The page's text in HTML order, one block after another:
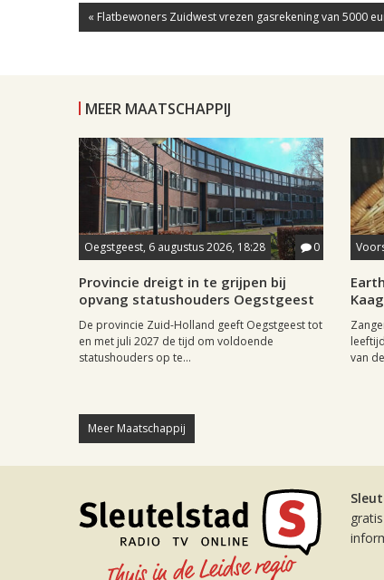
« Flatbewoners Zuidwest vrezen gasrekening van 5000
MEER MAATSCHAPPIJ
Oegstgeest, 6 augustus 2026, 18:28 0
Provincie dreigt in te grijpen bij
opvang statushouders Oegstgeest
De provincie Zuid-Holland geeft Oegstgeest tot
en met juli 2027 de tijd om voldoende
statushouders op te...
van
Meer Maatschappij